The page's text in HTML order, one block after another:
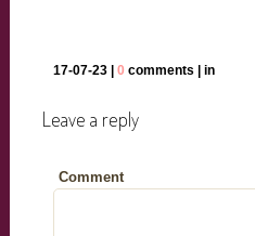
17-07-23 | 0 comments | in
Leave a reply
Comment